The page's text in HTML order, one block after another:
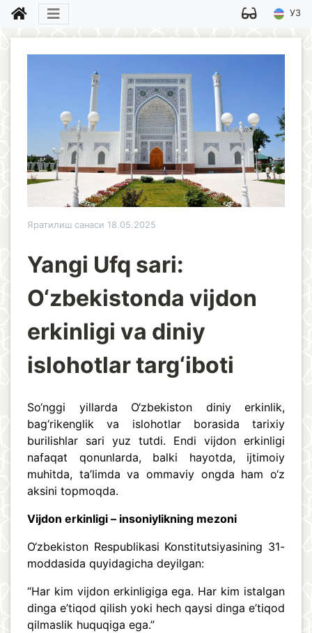
УЗ
Яратилиш санаси 18.05.2025
Yangi Ufq sari:
O‘zbekistonda vijdon
erkinligi va diniy
islohotlar targ‘iboti
So‘nggi yillarda O‘zbekiston diniy erkinlik,
bag‘rikenglik va islohotlar borasida tarixiy
burilishlar sari yuz tutdi. Endi vijdon erkinligi
nafaqat qonunlarda, balki hayotda, ijtimoiy
muhitda, ta’limda va ommaviy ongda ham o‘z
aksini topmoqda.
Vijdon erkinligi – insoniylikning mezoni
O‘zbekiston Respublikasi Konstitutsiyasining 31-
moddasida quyidagicha deyilgan:
“Har kim vijdon erkinligiga ega. Har kim istalgan
dinga e’tiqod qilish yoki hech qaysi dinga e’tiqod
qilmaslik huquqiga ega.”